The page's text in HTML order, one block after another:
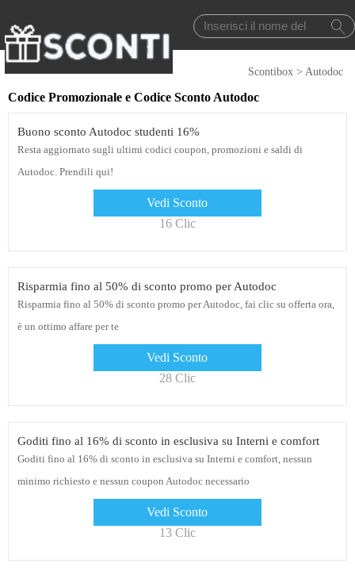
Scontibox > Autodoc
Codice Promozionale e Codice Sconto Autodoc
Buono sconto Autodoc studenti 16%
Resta aggiornato sugli ultimi codici coupon, promozioni e saldi di
Autodoc. Prendili qui!
Vedi Sconto
16 Clic
Risparmia fino al 50% di sconto promo per Autodoc
Risparmia fino al 50% di sconto promo per Autodoc, fai clic su offerta ora,
è un ottimo affare per te
Vedi Sconto
28 Clic
Goditi fino al 16% di sconto in esclusiva su Interni e comfort
Goditi fino al 16% di sconto in esclusiva su Interni e comfort, nessun
minimo richiesto e nessun coupon Autodoc necessario
Vedi Sconto
13 Clic